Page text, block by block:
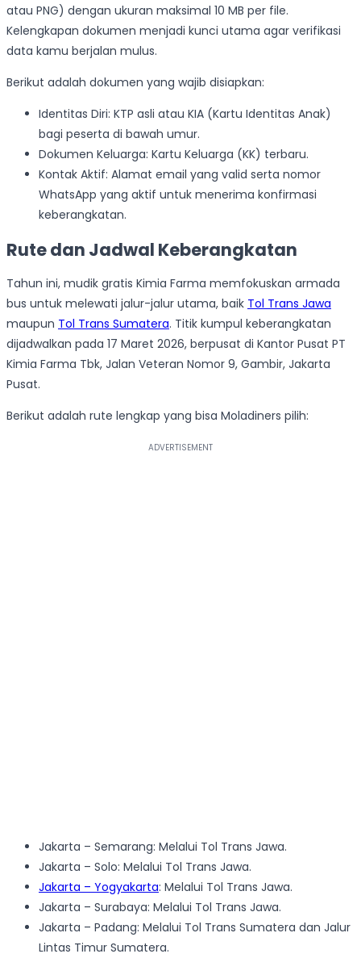
atau PNG) dengan ukuran maksimal 10 MB per file.
Kelengkapan dokumen menjadi kunci utama agar verifikasi
data kamu berjalan mulus.
Berikut adalah dokumen yang wajib disiapkan:
Identitas Diri: KTP asli atau KIA (Kartu Identitas Anak)
bagi peserta di bawah umur.
Dokumen Keluarga: Kartu Keluarga (KK) terbaru.
Kontak Aktif: Alamat email yang valid serta nomor
WhatsApp yang aktif untuk menerima konfirmasi
keberangkatan.
Rute dan Jadwal Keberangkatan
Tahun ini, mudik gratis Kimia Farma memfokuskan armada
bus untuk melewati jalur-jalur utama, baik Tol Trans Jawa
maupun Tol Trans Sumatera. Titik kumpul keberangkatan
dijadwalkan pada 17 Maret 2026, berpusat di Kantor Pusat PT
Kimia Farma Tbk, Jalan Veteran Nomor 9, Gambir, Jakarta
Pusat.
Berikut adalah rute lengkap yang bisa Moladiners pilih:
Jakarta – Semarang: Melalui Tol Trans Jawa.
Jakarta – Solo: Melalui Tol Trans Jawa.
Jakarta – Yogyakarta: Melalui Tol Trans Jawa.
Jakarta – Surabaya: Melalui Tol Trans Jawa.
Jakarta – Padang: Melalui Tol Trans Sumatera dan Jalur
Lintas Timur Sumatera.